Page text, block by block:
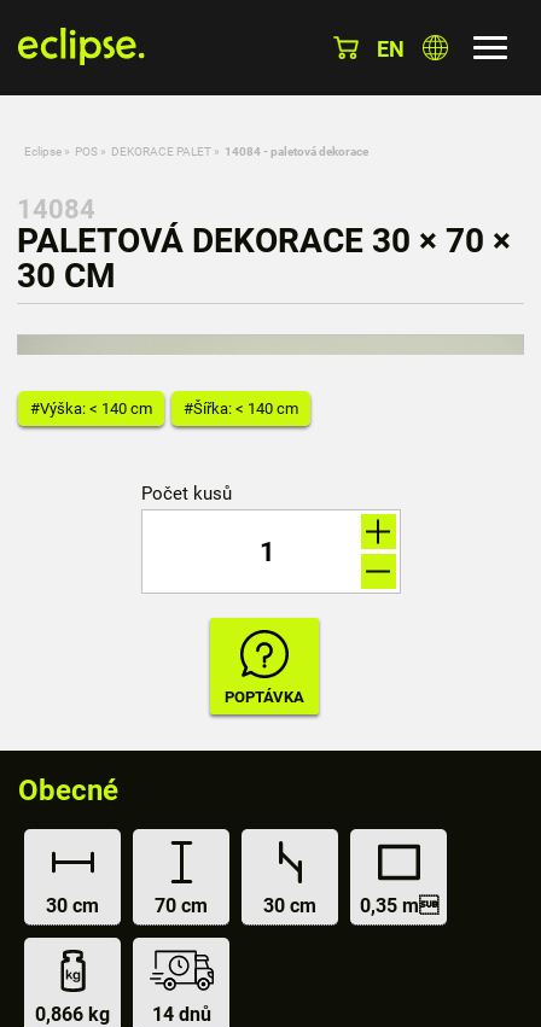
EN
Eclipse » POS » DEKORACE PALET » 14084 - paletová dekorace
14084
PALETOVÁ DEKORACE 30 × 70 ×
30 CM
#Výška: < 140 cm #Šířka: < 140 cm
Počet kusů
Obecné
30 cm 70 cm 30 cm 0,35 m
0,866 kg 14 dnů